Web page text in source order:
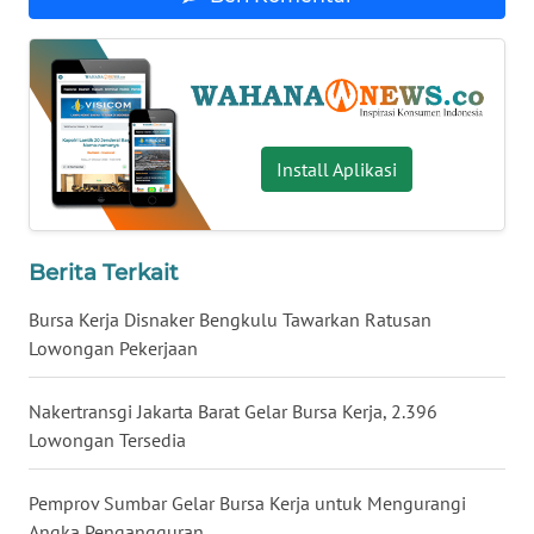
Install Aplikasi
Berita Terkait
Bursa Kerja Disnaker Bengkulu Tawarkan Ratusan
Lowongan Pekerjaan
Nakertransgi Jakarta Barat Gelar Bursa Kerja, 2.396
Lowongan Tersedia
Pemprov Sumbar Gelar Bursa Kerja untuk Mengurangi
WN
BABEL
WN
SUMBAR
WN
SUMSEL
BENGKULU
LAMPUNG
WN
JATENG